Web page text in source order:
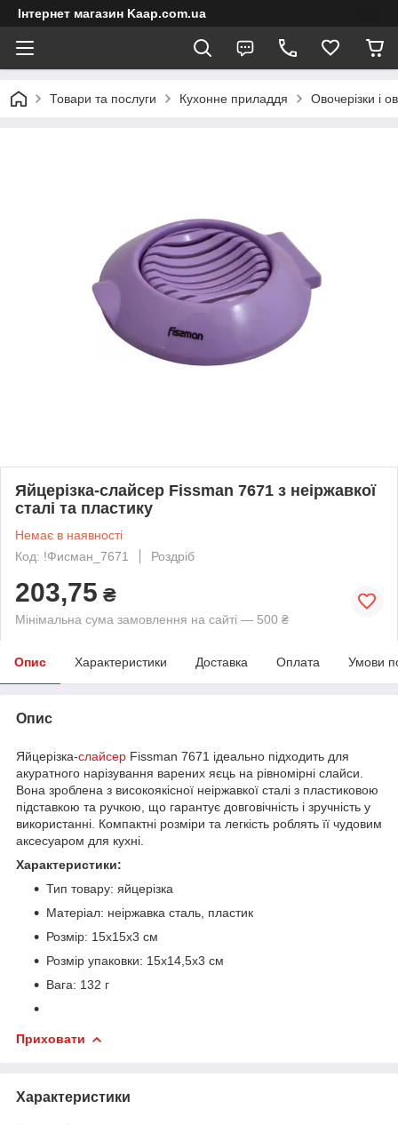
Інтернет магазин Kaap.com.ua
Товари та послуги Кухонне приладдя Овочерізки і
Яйцерізка-слайсер Fissman 7671 з неіржавкої
сталі та пластику
Немає в наявності
Код: !Фисман_7671
Роздріб
203,75 ₴
Мінімальна сума замовлення на сайті — 500 ₴
Опис Характеристики Доставка Оплата Умови
Опис
Яйцерізка-слайсер Fissman 7671 ідеально підходить для
акуратного нарізування варених яєць на рівномірні слайси.
Вона зроблена з високоякісної неіржавкої сталі з пластиковою
підставкою та ручкою, що гарантує довговічність і зручність у
використанні. Компактні розміри та легкість роблять її чудовим
аксесуаром для кухні.
Характеристики:
Тип товару: яйцерізка
Матеріал: неіржавка сталь, пластик
Розмір: 15x15x3 см
Розмір упаковки: 15x14,5x3 см
Вага: 132 г
Приховати
Характеристики